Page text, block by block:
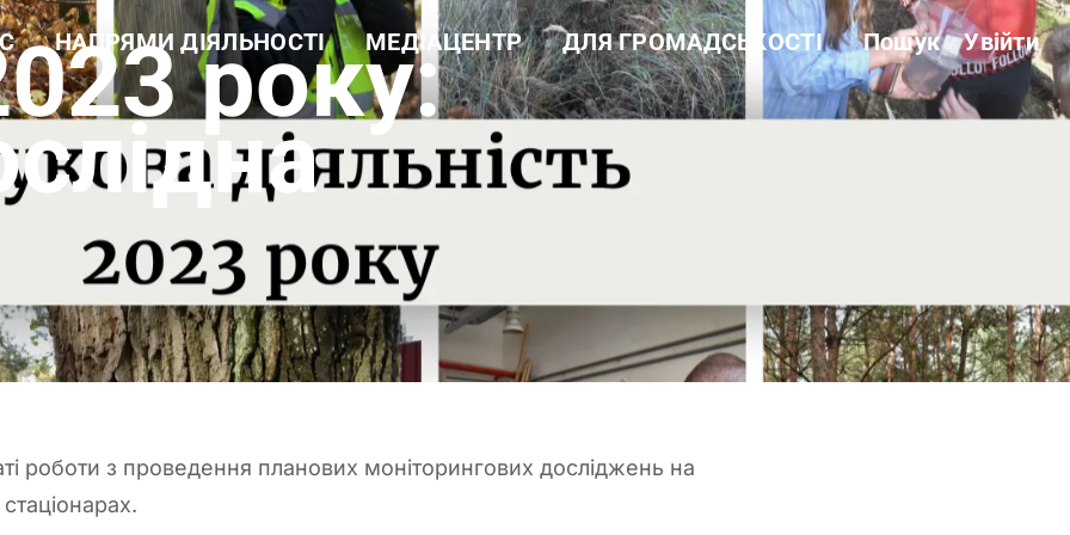
довідка
документи
НАПРЯМИ ДІЯЛЬНОСТІ
Навчальна робота
Науково-дослідна робота
Еколого-просвітницька
діяльність
Лісогосподарська
діяльність
Виробнича діяльність
екомережа
МЕДІАЦЕНТР
Новини
Фотогалерея
Відеогалерея
ДЛЯ ГРОМАДСЬКОСТІ
Звітність
Державні закупівлі
Сертифікація
Антикорупційні заходи
Пошук Увійти
року:
роботи з проведення планових моніторингових досліджень на